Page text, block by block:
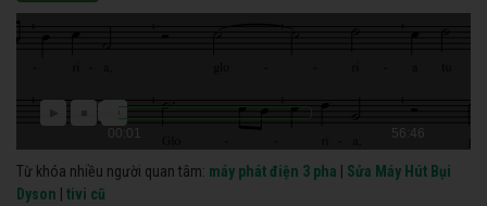
00:01 56:46
Từ khóa nhiều người quan tâm: máy phát điện 3 pha
Sửa Máy Hút Bụi
Dyson
tivi cũ